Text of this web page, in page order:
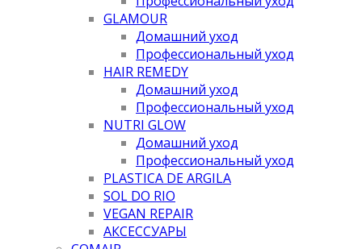
GLAMOUR
Домашний уход
Профессиональный уход
HAIR REMEDY
Домашний уход
Профессиональный уход
NUTRI GLOW
Домашний уход
Профессиональный уход
PLASTICA DE ARGILA
SOL DO RIO
VEGAN REPAIR
АКСЕССУАРЫ